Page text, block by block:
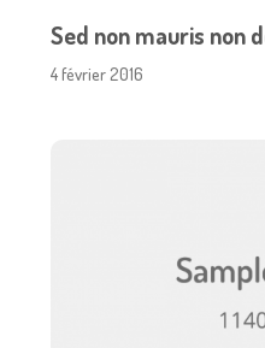
Sed non mauris non
4 février 2016